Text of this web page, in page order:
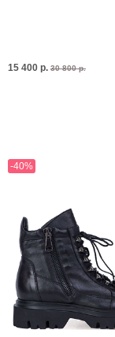
15 400 р. 30 800 р.
-40%